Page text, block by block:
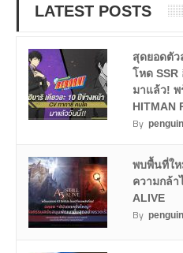
LATEST POSTS
สุดยอดตัว
โหด SSR
มาแล้ว!
HITMAN
By penguin
พบพื้นที่ให
ความกล้า
ALIVE
By penguin